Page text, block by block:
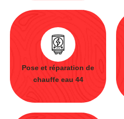
Pose et réparation de
chauffe eau 44